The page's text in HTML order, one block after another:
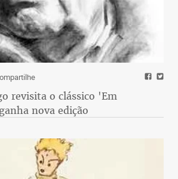
revisita o clássico 'Em
nova edição